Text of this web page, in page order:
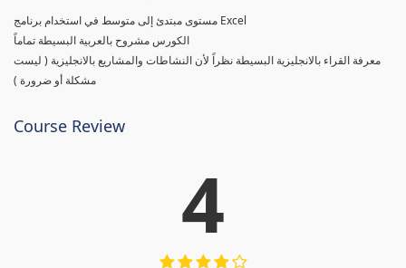
مستوى مبتدئ إلى متوسط في استخدام برنامج Excel
الكورس مشروح بالعربية البسيطة تماماً
معرفة القراء بالانجليزية البسيطة نظراً لأن النشاطات والمشاريع بالانجليزية ( ليست
مشكلة أو ضرورة )
Course Review
4